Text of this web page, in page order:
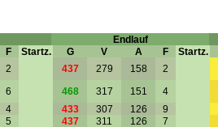
Endlauf
F Startz. G V A F Startz.
2 437 279 158 2
6 468 317 151 4
4 433 307 126 9
5 437 311 126 7